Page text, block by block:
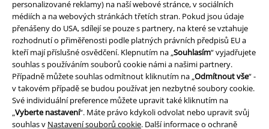
personalizované reklamy) na naší webové stránce, v sociálních
médiích a na webových stránkách třetích stran. Pokud jsou údaje
přenášeny do USA, sdílejí se pouze s partnery, na které se vztahuje
rozhodnutí o přiměřenosti podle platných právních předpisů EU a
kteří mají příslušné osvědčení. Klepnutím na „ Souhlasím“ vyjadřujete
souhlas s používáním souborů cookie námi a našimi partnery.
Případně můžete souhlas odmítnout kliknutím na „ Odmítnout vše“ -
v takovém případě se budou používat jen nezbytné soubory cookie.
Své individuální preference můžete upravit také kliknutím na
Vyberte nastavení“. Máte právo kdykoli odvolat nebo upravit svůj
souhlas v Nastavení souborů cookie. Další informace o ochraně
A Warner Music Group Company